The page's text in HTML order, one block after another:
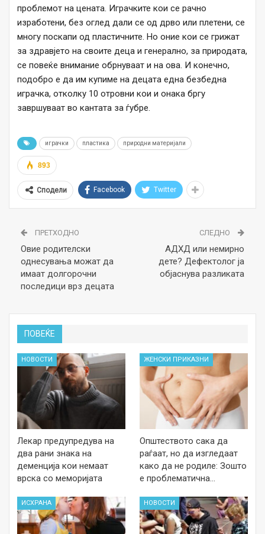
проблемот на цената. Играчките кои се рачно
изработени, без оглед дали се од дрво или плетени, се
многу поскапи од пластичните. Но оние кои се грижат
за здравјето на своите деца и генерално, за природата,
се повеќе внимание обрнуваат и на ова. И конечно,
подобро е да им купиме на децата една безбедна
играчка, отколку 10 отровни кои и онака бргу
завршуваат во кантата за ѓубре.
играчки пластика природни материјали
893
Сподели Facebook Twitter
ПРЕТХОДНО
Овие родителски
однесувања можат да
имаат долгорочни
последици врз децата
СЛЕДНО
АДХД или немирно
дете? Дефектолог ја
објаснува разликата
ПОВЕЌЕ
НОВОСТИ
Лекар предупредува на
два рани знака на
деменција кои немаат
врска со меморијата
ЖЕНСКИ ПРИКАЗНИ
Општеството сака да
раѓаат, но да изгледаат
како да не родиле: Зошто
е проблематична…
ИСХРАНА НОВОСТИ